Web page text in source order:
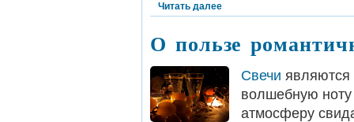
Читать далее
О пользе
Свечи являются
волшебную
атмосферу